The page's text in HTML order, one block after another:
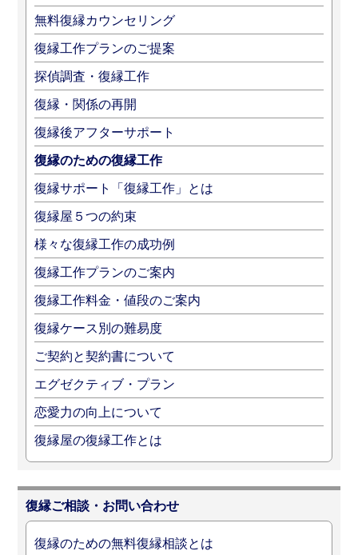
無料復縁カウンセリング
復縁工作プランのご提案
探偵調査・復縁工作
復縁・関係の再開
復縁後アフターサポート
復縁のための復縁工作
復縁サポート「復縁工作」とは
復縁屋５つの約束
様々な復縁工作の成功例
復縁工作プランのご案内
復縁工作料金・値段のご案内
復縁ケース別の難易度
ご契約と契約書について
エグゼクティブ・プラン
恋愛力の向上について
復縁屋の復縁工作とは
復縁ご相談・お問い合わせ
復縁のための無料復縁相談とは